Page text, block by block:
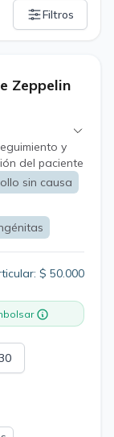
Filtros
Zeppelin
y
del paciente
de todas las
de ser
sin causa
$ 50.000